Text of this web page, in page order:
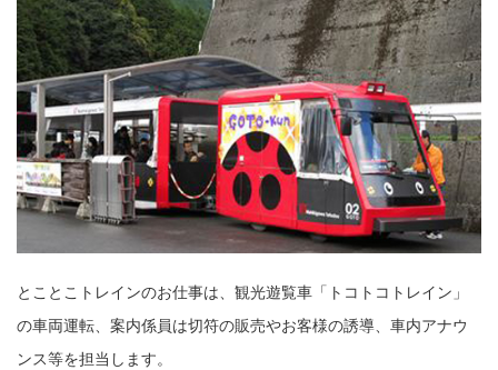
とことこトレインのお仕事は、観光遊覧車「トコトコトレイン」
の車両運転、案内係員は切符の販売やお客様の誘導、車内アナウ
ンス等を担当します。